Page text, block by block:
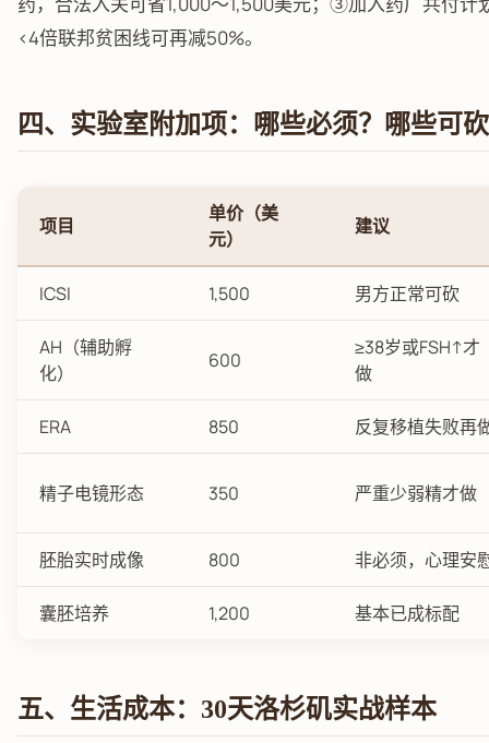
<4倍联邦贫困线可再减50%。
四、实验室附加项：哪些必须？哪些可
项目
单价（美
元）
建议
ICSI 1,500 男方正常可砍
AH（辅助孵
化）
600
≥38岁或FSH↑才
做
ERA 850 反复移植失败再
精子电镜形态 350 严重少弱精才做
胚胎实时成像 800 非必须，心理安
囊胚培养 1,200 基本已成标配
五、生活成本：30天洛杉矶实战样本